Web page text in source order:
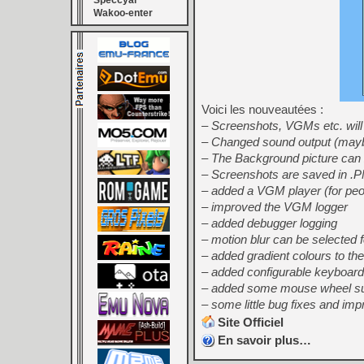
Wakoo-enter
Voici les nouveautées :
– Screenshots, VGMs etc.
– Changed sound output
– The Background picture
– Screenshots are saved in
– added a VGM player (for
– improved the VGM logger
– added debugger logging
– motion blur can be selected
– added gradient colours to
– added configurable
– added some mouse wheel
– some little bug fixes and
Site Officiel
En savoir plus…